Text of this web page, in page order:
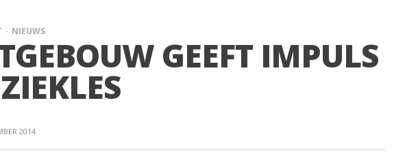
NIEUWS
GEEFT IMPULS
2014